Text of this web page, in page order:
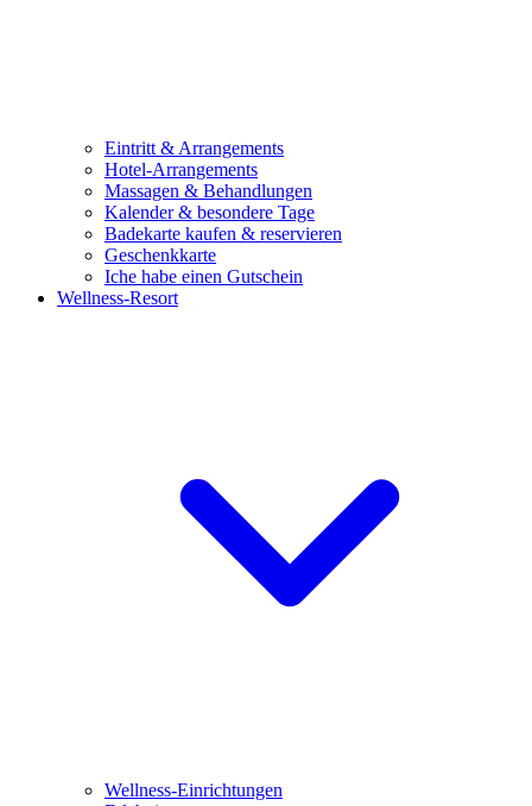
Eintritt & Arrangements
Hotel-Arrangements
Massagen & Behandlungen
Kalender & besondere Tage
Badekarte kaufen & reservieren
Geschenkkarte
Iche habe einen Gutschein
Wellness-Resort
Wellness-Einrichtungen